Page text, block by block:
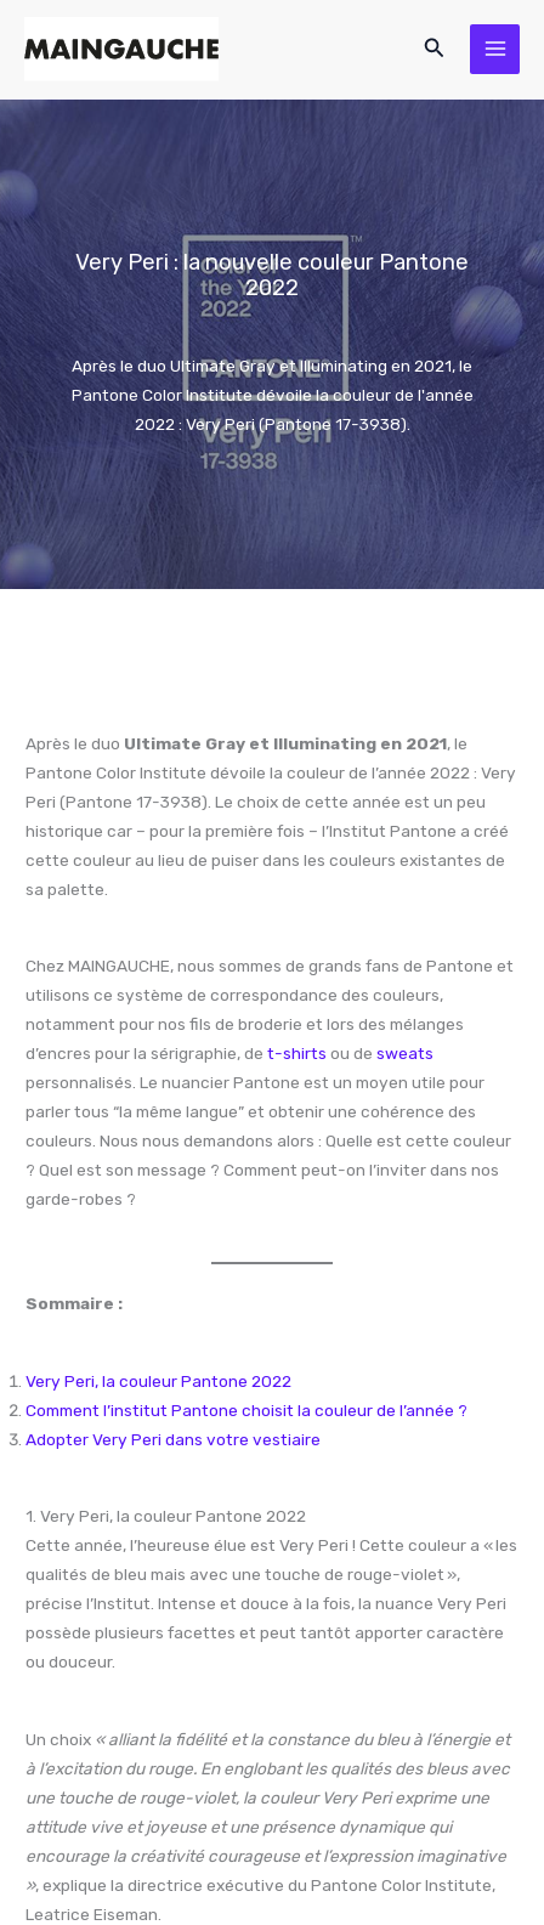
Rechercher
Very Peri : la nouvelle couleur Pantone
2022
Après le duo Ultimate Gray et Illuminating en 2021, le
Pantone Color Institute dévoile la couleur de l'année
2022 : Very Peri (Pantone 17-3938).
Après le duo Ultimate Gray et Illuminating en 2021, le
Pantone Color Institute dévoile la couleur de l’année 2022 : Very
Peri (Pantone 17-3938). Le choix de cette année est un peu
historique car – pour la première fois – l’Institut Pantone a créé
cette couleur au lieu de puiser dans les couleurs existantes de
sa palette.
Chez MAINGAUCHE, nous sommes de grands fans de Pantone et
utilisons ce système de correspondance des couleurs,
notamment pour nos fils de broderie et lors des mélanges
d’encres pour la sérigraphie, det-shirts ou desweats
personnalisés. Le nuancier Pantone est un moyen utile pour
parler tous “la même langue” et obtenir une cohérence des
couleurs. Nous nous demandons alors : Quelle est cette couleur
? Quel est son message ? Comment peut-on l’inviter dans nos
garde-robes ?
Sommaire :
Very Peri, la couleur Pantone 2022
Comment l’institut Pantone choisit la couleur de l’année ?
Adopter Very Peri dans votre vestiaire
1. Very Peri, la couleur Pantone 2022
Cette année, l’heureuse élue est Very Peri ! Cette couleur a « les
qualités de bleu mais avec une touche de rouge-violet »,
précise l’Institut. Intense et douce à la fois, la nuance Very Peri
possède plusieurs facettes et peut tantôt apporter caractère
ou douceur.
Un choix « alliant la fidélité et la constance du bleu à l’énergie et
à l’excitation du rouge. En englobant les qualités des bleus avec
une touche de rouge-violet, la couleur Very Peri exprime une
attitude vive et joyeuse et une présence dynamique qui
encourage la créativité courageuse et l’expression imaginative
», explique la directrice exécutive du Pantone Color Institute,
Leatrice Eiseman.